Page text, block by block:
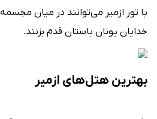
با تور ازمیر می‌توانند در میان
خدایان یونان باستان قدم بزنند.
بهترین هتل‌های ازمیر